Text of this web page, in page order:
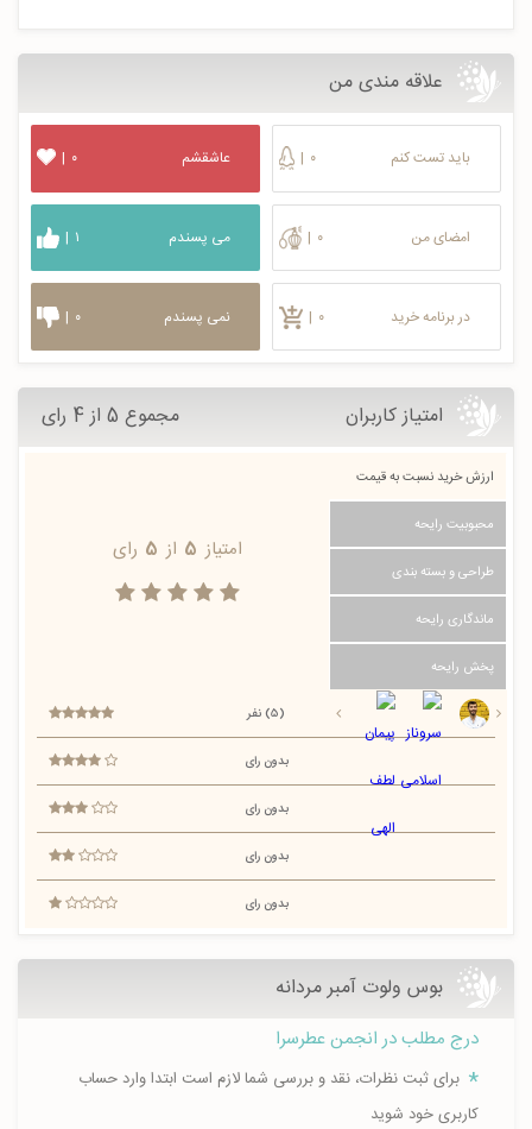
علاقه مندی من
باید تست کنم | ۰
امضای من | ۰
در برنامه خرید | ۰
عاشقشم | ۰
می پسندم | ۱
نمی پسندم | ۰
امتیاز کاربران مجموع 5 از 4 رای
ارزش خرید نسبت به قیمت
محبوبیت رایحه
طراحی و بسته بندی
ماندگاری رایحه
پخش رایحه
امتیاز 5 از 5 رای
(5) نفر
بدون رای
بدون رای
بدون رای
بدون رای
بوس ولوت آمبر مردانه
درج مطلب در انجمن عطرسرا
برای ثبت نظرات، نقد و بررسی شما لازم است ابتدا وارد حساب
کاربری خود شوید